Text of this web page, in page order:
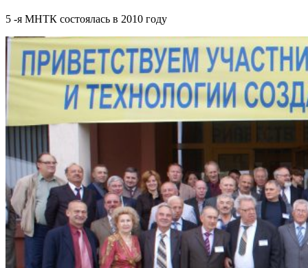
5 -я МНТК состоялась в 2010 году